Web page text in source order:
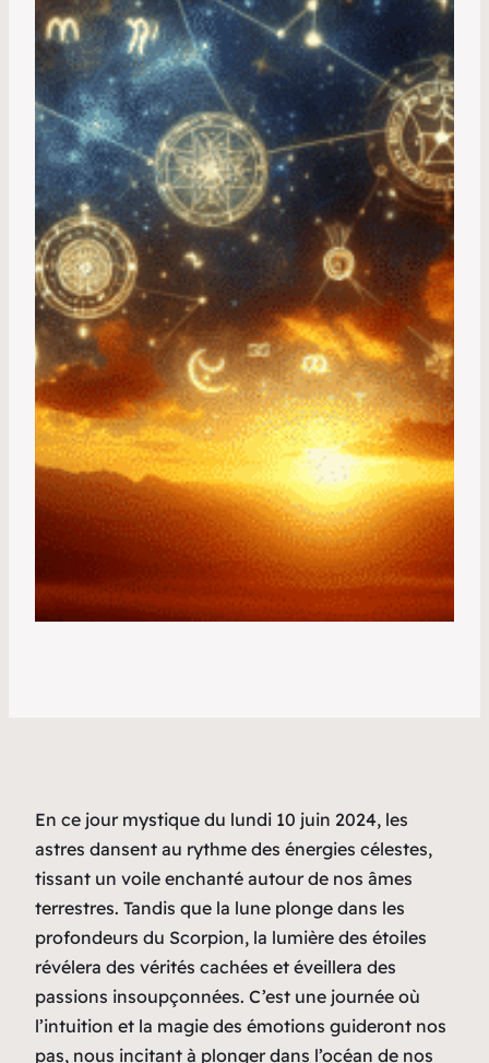
En ce jour mystique du lundi 10 juin 2024, les
astres dansent au rythme des énergies célestes,
tissant un voile enchanté autour de nos âmes
terrestres. Tandis que la lune plonge dans les
profondeurs du Scorpion, la lumière des étoiles
révélera des vérités cachées et éveillera des
passions insoupçonnées. C’est une journée où
l’intuition et la magie des émotions guideront nos
pas, nous incitant à plonger dans l’océan de nos